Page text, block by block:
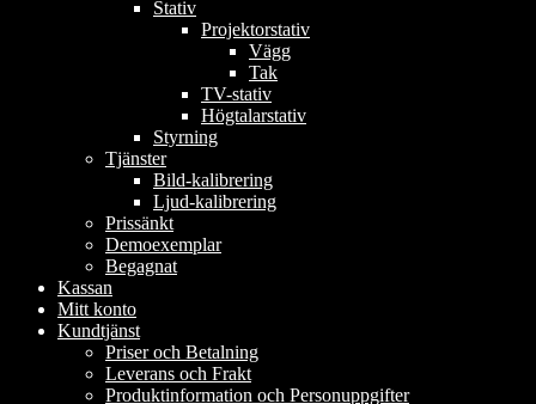
Stativ
Projektorstativ
Vägg
Tak
TV-stativ
Högtalarstativ
Styrning
Tjänster
Bild-kalibrering
Ljud-kalibrering
Prissänkt
Demoexemplar
Begagnat
Kassan
Mitt konto
Kundtjänst
Priser och Betalning
Leverans och Frakt
Produktinformation och Personuppgifter